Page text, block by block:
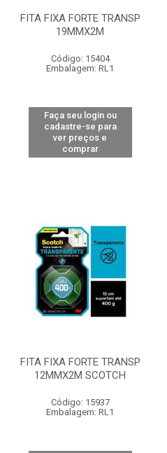
FITA FIXA FORTE TRANSP
19MMX2M
Código: 15404
Embalagem: RL1
Faça seu login ou
cadastre-se para
ver preços e
comprar
FITA FIXA FORTE TRANSP
12MMX2M SCOTCH
Código: 15937
Embalagem: RL1